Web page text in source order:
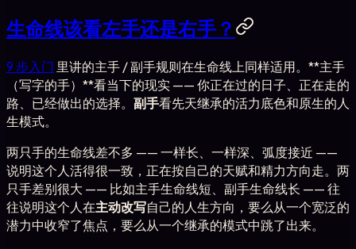
生命线该看左手还是右手？
9 步入门 里讲的主手 / 副手规则在生命线上同样适用。**主手
（写字的手）**看当下的现实 —— 你正在过的日子、正在走的
路、已经做出的选择。 副手看先天继承的活力底色和原生的人
生模式。
两只手的生命线差不多 —— 一样长、一样深、弧度接近 ——
说明这个人活得很一致，正在按自己的天赋和精力方向走。两
只手差别很大 —— 比如主手生命线短、副手生命线长 —— 往
往说明这个人在主动改写自己的人生方向，要么从一个宽泛的
潜力中收窄了焦点，要么从一个继承的模式中跳了出来。